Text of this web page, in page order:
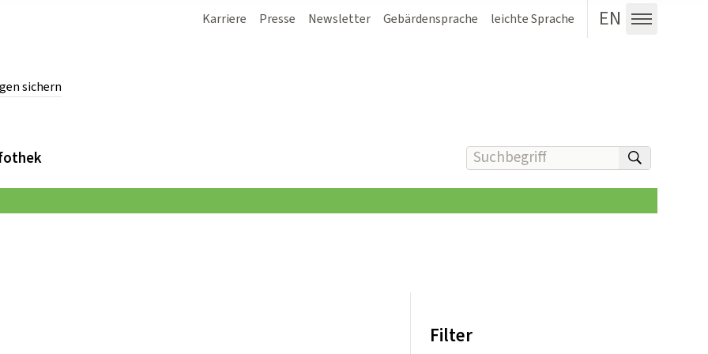
sichern
Karriere Presse Newsletter Gebärdensprache leichte Sprache EN
Menü
Suchbegriff(e) eingeben
Filter